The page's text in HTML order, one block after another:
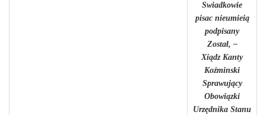
Swiadkowie
pisac nieumieią
podpisany
Został, –
Xiądz Kanty
Koźminski
Sprawujący
Obowiązki
Urzędnika Stanu